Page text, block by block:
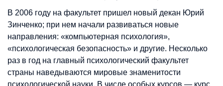
В 2006 году на факультет пришел новый декан Юрий
Зинченко; при нем начали развиваться новые
направления: «компьютерная психология»,
«психологическая безопасность» и другие. Несколько
раз в год на главный психологический факультет
страны наведываются мировые знаменитости
психологической науки. В числе особых курсов — курс